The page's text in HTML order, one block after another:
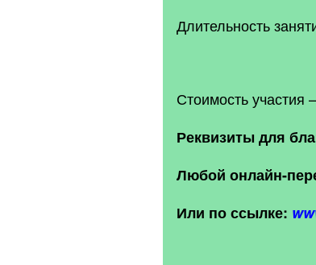
Длительность
Стоимость участия –
Реквизиты для
Любой онлайн-
Или по ссылке: